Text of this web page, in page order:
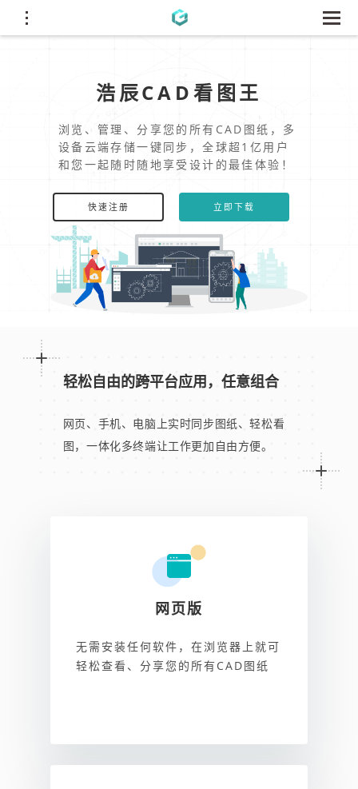
浩辰CAD看图王
浏览、管理、分享您的所有CAD图纸，多
设备云端存储一键同步，全球超1亿用户
和您一起随时随地享受设计的最佳体验！
快速注册 立即下载
轻松自由的跨平台应用，任意组合
网页、手机、电脑上实时同步图纸、轻松看
图，一体化多终端让工作更加自由方便。
网页版
无需安装任何软件，在浏览器上就可
轻松查看、分享您的所有CAD图纸